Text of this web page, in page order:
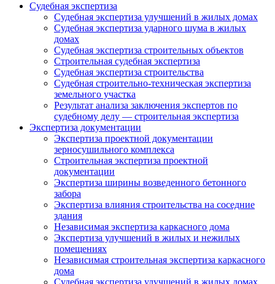
Судебная экспертиза
Судебная экспертиза улучшений в жилых домах
Судебная экспертиза ударного шума в жилых
домах
Судебная экспертиза строительных объектов
Строительная судебная экспертиза
Судебная экспертиза строительства
Судебная строительно-техническая экспертиза
земельного участка
Результат анализа заключения экспертов по
судебному делу — строительная экспертиза
Экспертиза документации
Экспертиза проектной документации
зерносушильного комплекса
Строительная экспертиза проектной
документации
Экспертиза ширины возведенного бетонного
забора
Экспертиза влияния строительства на соседние
здания
Независимая экспертиза каркасного дома
Экспертиза улучшений в жилых и нежилых
помещениях
Независимая строительная экспертиза каркасного
дома
Судебная экспертиза улучшений в жилых домах